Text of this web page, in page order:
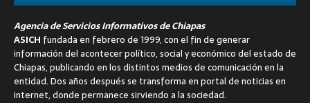
Agencia de Servicios Informativos de Chiapas
ASICH fundada en febrero de 1999, con el fin de generar
información del acontecer político, social y económico del estado de
Chiapas, publicando en los distintos medios de comunicación en la
entidad. Dos años después se transforma en portal de noticias en
internet, donde permanece sirviendo a la sociedad.